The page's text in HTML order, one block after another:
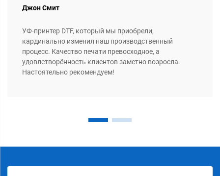
Джон Смит
УФ-принтер DTF, который мы приобрели,
кардинально изменил наш производственный
процесс. Качество печати превосходное, а
удовлетворённость клиентов заметно возросла.
Настоятельно рекомендуем!